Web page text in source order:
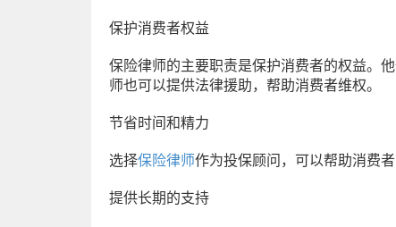
保护消费者权益
保险律师的主要职责是保护消费者的权益。
师也可以提供法律援助，帮助消费者维权。
节省时间和精力
选择保险律师作为投保顾问，可以帮助消费
提供长期的支持